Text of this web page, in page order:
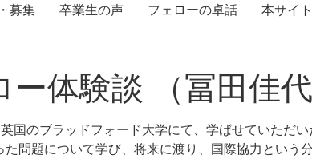
募集 卒業生の声 フェローの卓話 本サイ
体験談 （冨田佳代
国のブラッドフォード大学にて、学ばせていただ
問題について学び、将来に渡り、国際協力という